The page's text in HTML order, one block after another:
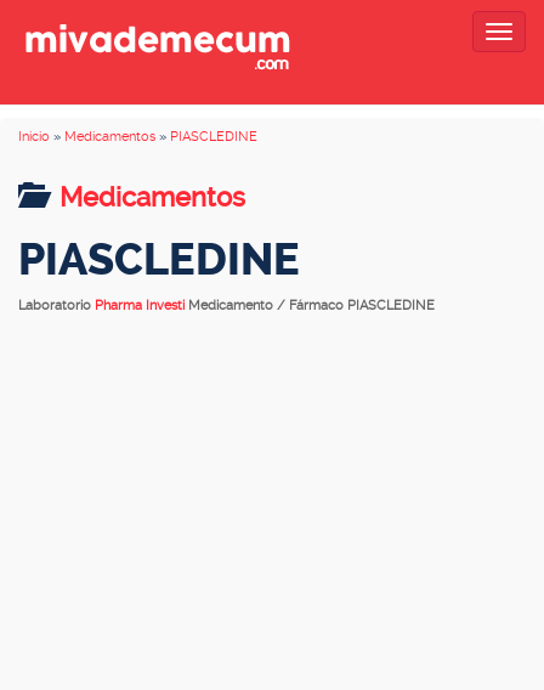
Inicio » Medicamentos » PIASCLEDINE
Medicamentos
PIASCLEDINE
Laboratorio Pharma Investi Medicamento / Fármaco PIASCLEDINE